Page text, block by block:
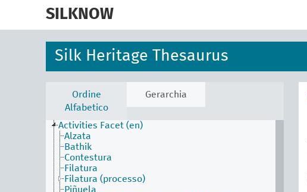
SILKNOW
Silk Heritage Thesaurus
Ordine
Alfabetico
Gerarchia
Activities Facet (en)
Alzata
Bathik
Contestura
Filatura
Filatura (processo)
Piñuela